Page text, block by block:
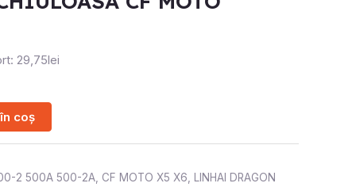
29,75lei
coș
2 500A 500-2A, CF MOTO X5 X6, LINHAI DRAGON